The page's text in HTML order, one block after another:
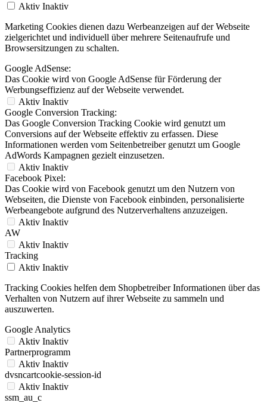
Aktiv Inaktiv
Marketing Cookies dienen dazu Werbeanzeigen auf der Webseite
zielgerichtet und individuell über mehrere Seitenaufrufe und
Browsersitzungen zu schalten.
Google AdSense:
Das Cookie wird von Google AdSense für Förderung der
Werbungseffizienz auf der Webseite verwendet.
Aktiv Inaktiv
Google Conversion Tracking:
Das Google Conversion Tracking Cookie wird genutzt um
Conversions auf der Webseite effektiv zu erfassen. Diese
Informationen werden vom Seitenbetreiber genutzt um Google
AdWords Kampagnen gezielt einzusetzen.
Aktiv Inaktiv
Facebook Pixel:
Das Cookie wird von Facebook genutzt um den Nutzern von
Webseiten, die Dienste von Facebook einbinden, personalisierte
Werbeangebote aufgrund des Nutzerverhaltens anzuzeigen.
Aktiv Inaktiv
AW
Aktiv Inaktiv
Tracking
Aktiv Inaktiv
Tracking Cookies helfen dem Shopbetreiber Informationen über das
Verhalten von Nutzern auf ihrer Webseite zu sammeln und
auszuwerten.
Google Analytics
Aktiv Inaktiv
Partnerprogramm
Aktiv Inaktiv
dvsncartcookie-session-id
Aktiv Inaktiv
ssm_au_c